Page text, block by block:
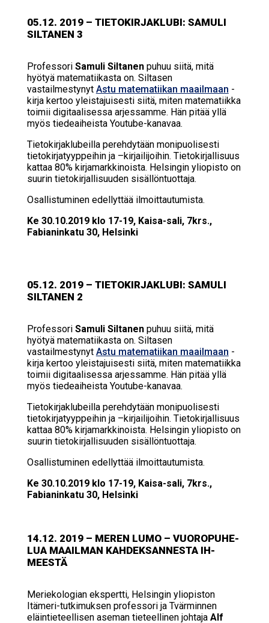
05.12. 2019 – TIE­TO­KIR­JAKLU­BI: SA­MU­LI
SIL­TA­NEN 3
Professori Samuli Siltanenpuhuu siitä, mitä
hyötyä matematiikasta on. Siltasen
vastailmestynyt Astu matematiikan maailmaan -
kirja kertoo yleistajuisesti siitä, miten matematiikka
toimii digitaalisessa arjessamme. Hän pitää yllä
myös tiedeaiheista Youtube-kanavaa.
Tietokirjaklubeilla perehdytään monipuolisesti
tietokirjatyyppeihin ja –kirjailijoihin. Tietokirjallisuus
kattaa 80% kirjamarkkinoista. Helsingin yliopisto on
suurin tietokirjallisuuden sisällöntuottaja.
Osallistuminen edellyttää ilmoittautumista.
Ke 30.10.2019 klo 17-19, Kaisa-sali, 7krs.,
Fabianinkatu 30, Helsinki
05.12. 2019 – TIE­TO­KIR­JAKLU­BI: SA­MU­LI
SIL­TA­NEN 2
Professori Samuli Siltanenpuhuu siitä, mitä
hyötyä matematiikasta on. Siltasen
vastailmestynyt Astu matematiikan maailmaan -
kirja kertoo yleistajuisesti siitä, miten matematiikka
toimii digitaalisessa arjessamme. Hän pitää yllä
myös tiedeaiheista Youtube-kanavaa.
Tietokirjaklubeilla perehdytään monipuolisesti
tietokirjatyyppeihin ja –kirjailijoihin. Tietokirjallisuus
kattaa 80% kirjamarkkinoista. Helsingin yliopisto on
suurin tietokirjallisuuden sisällöntuottaja.
Osallistuminen edellyttää ilmoittautumista.
Ke 30.10.2019 klo 17-19, Kaisa-sali, 7krs.,
Fabianinkatu 30, Helsinki
14.12. 2019 – ME­REN LUMO – VUO­RO­PU­HE­
LUA MAA­IL­MAN KAH­DEK­SAN­NES­TA IH­
MEES­TÄ
Meriekologian ekspertti, Helsingin yliopiston
Itämeri-tutkimuksen professori ja Tvärminnen
eläintieteellisen aseman tieteellinen johtaja Alf